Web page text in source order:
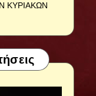
ΚΥΡΙΑΚΩΝ